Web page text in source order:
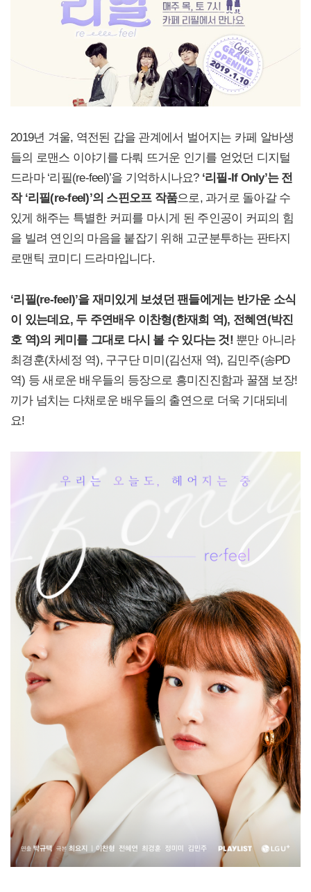
2019년 겨울, 역전된 갑을 관계에서 벌어지는 카페 알바생
들의 로맨스 이야기를 다뤄 뜨거운 인기를 얻었던 디지털
드라마 ‘리필(re-feel)’을 기억하시나요?‘리필-If Only’는 전
작 ‘리필(re-feel)’의 스핀오프 작품으로, 과거로 돌아갈 수
있게 해주는 특별한 커피를 마시게 된 주인공이 커피의 힘
을 빌려 연인의 마음을 붙잡기 위해 고군분투하는 판타지
로맨틱 코미디 드라마입니다.
‘리필(re-feel)’을 재미있게 보셨던 팬들에게는 반가운 소식
이 있는데요, 두 주연배우 이찬형(한재희 역), 전혜연(박진
호 역)의 케미를 그대로 다시 볼 수 있다는 것! 뿐만 아니라
최경훈(차세정 역), 구구단 미미(김선재 역), 김민주(송PD
역) 등 새로운 배우들의 등장으로 흥미진진함과 꿀잼 보장!
끼가 넘치는 다채로운 배우들의 출연으로 더욱 기대되네
요!